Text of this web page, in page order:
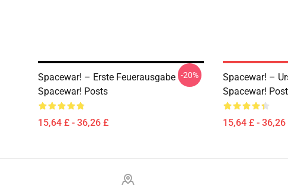
Spacewar! – Erste Feuerausgabe
Spacewar! Posts
15,64 £ - 36,26 £
-20%
Spacewar! –
Spacewar!
15,64 £ - 36,26